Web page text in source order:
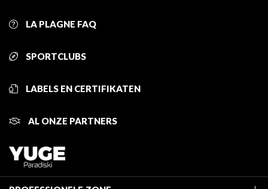
LA PLAGNE FAQ
SPORTCLUBS
LABELS EN CERTIFIKATEN
AL ONZE PARTNERS